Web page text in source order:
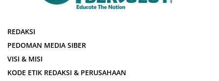
REDAKSI
PEDOMAN MEDIA SIBER
VISI & MISI
KODE ETIK REDAKSI & PERUSAHAAN